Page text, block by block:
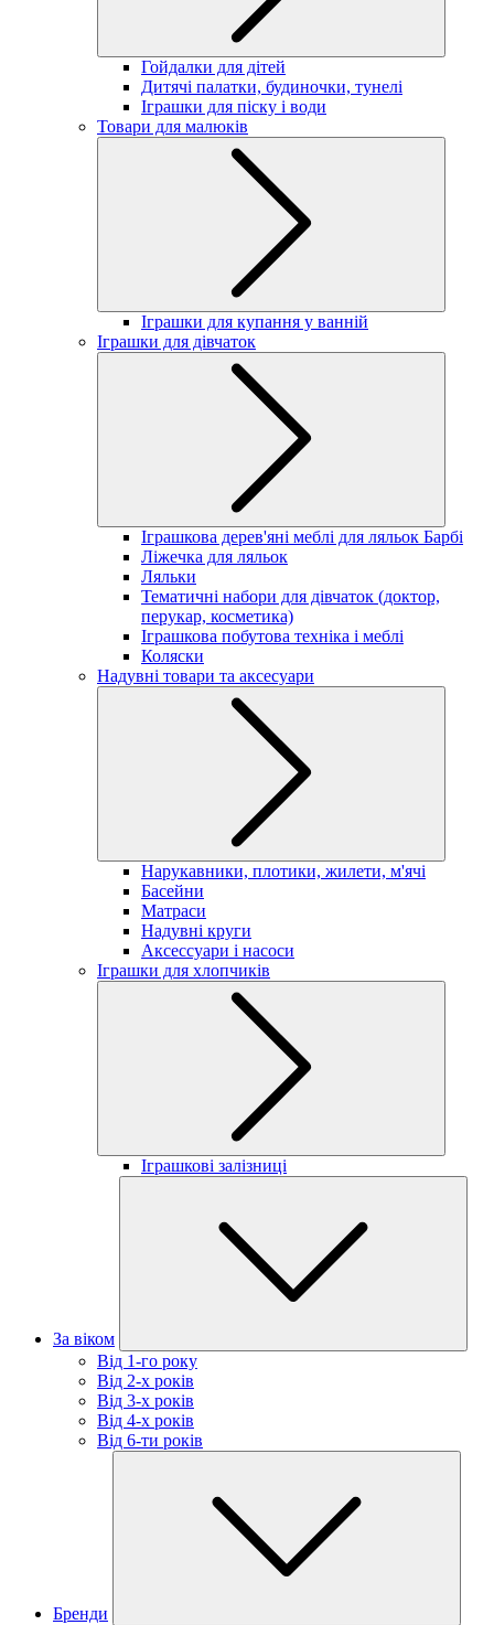
Гойдалки для дітей
Дитячі палатки, будиночки, тунелі
Іграшки для піску і води
Товари для малюків
Іграшки для купання у ванній
Іграшки для дівчаток
Іграшкова дерев'яні меблі для ляльок Барбі
Ліжечка для ляльок
Ляльки
Тематичні набори для дівчаток (доктор,
перукар, косметика)
Іграшкова побутова техніка і меблі
Коляски
Надувні товари та аксесуари
Нарукавники, плотики, жилети, м'ячі
Басейни
Матраси
Надувні круги
Аксессуари і насоси
Іграшки для хлопчиків
Іграшкові залізниці
За віком
Від 1-го року
Від 2-х років
Від 3-х років
Від 4-х років
Від 6-ти років
Бренди